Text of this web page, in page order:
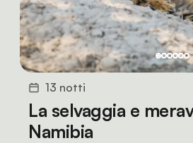
13 notti
La selvaggia e
Namibia